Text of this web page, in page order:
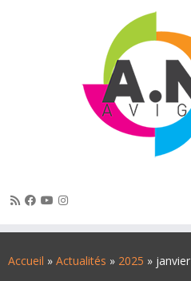
auAccueil » Actualités » 2025 » janvier